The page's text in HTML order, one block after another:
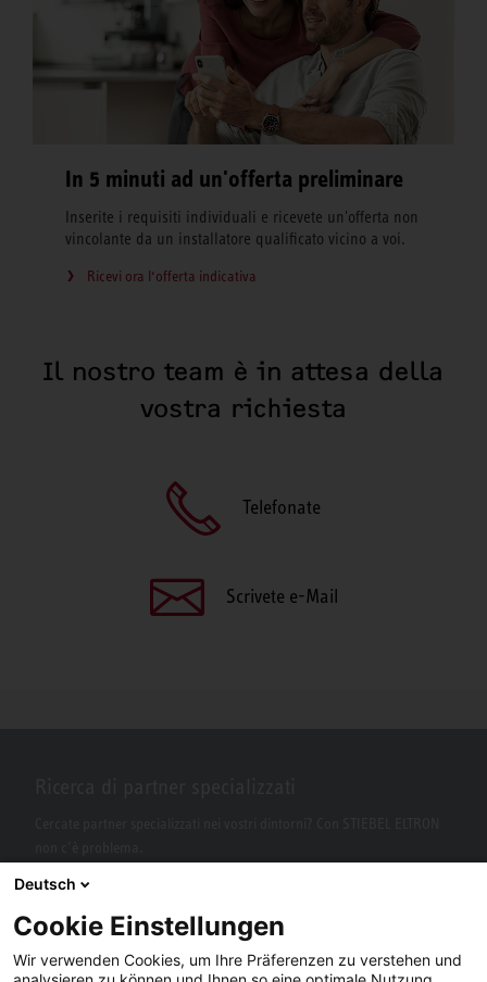
In 5 minuti ad un'offerta preliminare
Inserite i requisiti individuali e ricevete un'offerta non
vincolante da un installatore qualificato vicino a voi.
Ricevi ora l‘offerta indicativa
Il nostro team è in attesa della
vostra richiesta
Telefonate
Scrivete e-Mail
Deutsch
Cookie Einstellungen
Wir verwenden Cookies, um Ihre Präferenzen zu verstehen und